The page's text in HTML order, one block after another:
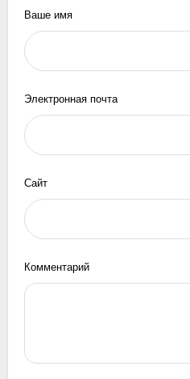
Ваше имя
Электронная почта
Сайт
Комментарий